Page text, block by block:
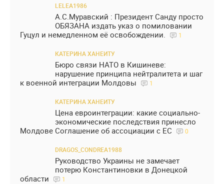
LELEA1986
А.С.Муравский : Президент Санду просто
ОБЯЗАНА издать указ о помиловании
Гуцул и немедленном её освобождении.
1
КАТЕРИНА ХАНЕИТУ
Бюро связи НАТО в Кишиневе:
нарушение принципа нейтралитета и шаг
к военной интеграции Молдовы
1
КАТЕРИНА ХАНЕИТУ
Цена евроинтеграции: какие социально-
экономические последствия принесло
Молдове Соглашение об ассоциации с ЕС
0
DRAGOS_CONDREA1988
Руководство Украины не замечает
потерю Константиновки в Донецкой
области
1